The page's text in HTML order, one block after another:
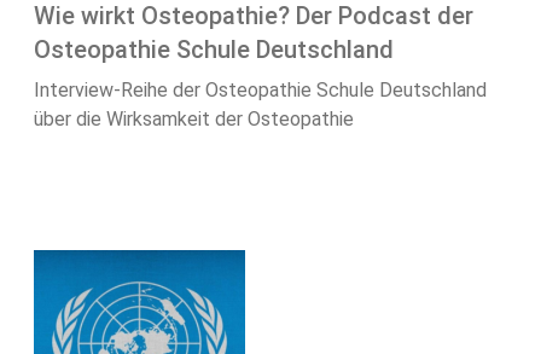
Wie wirkt Osteopathie? Der Podcast der
Osteopathie Schule Deutschland
Interview-Reihe der Osteopathie Schule Deutschland
über die Wirksamkeit der Osteopathie